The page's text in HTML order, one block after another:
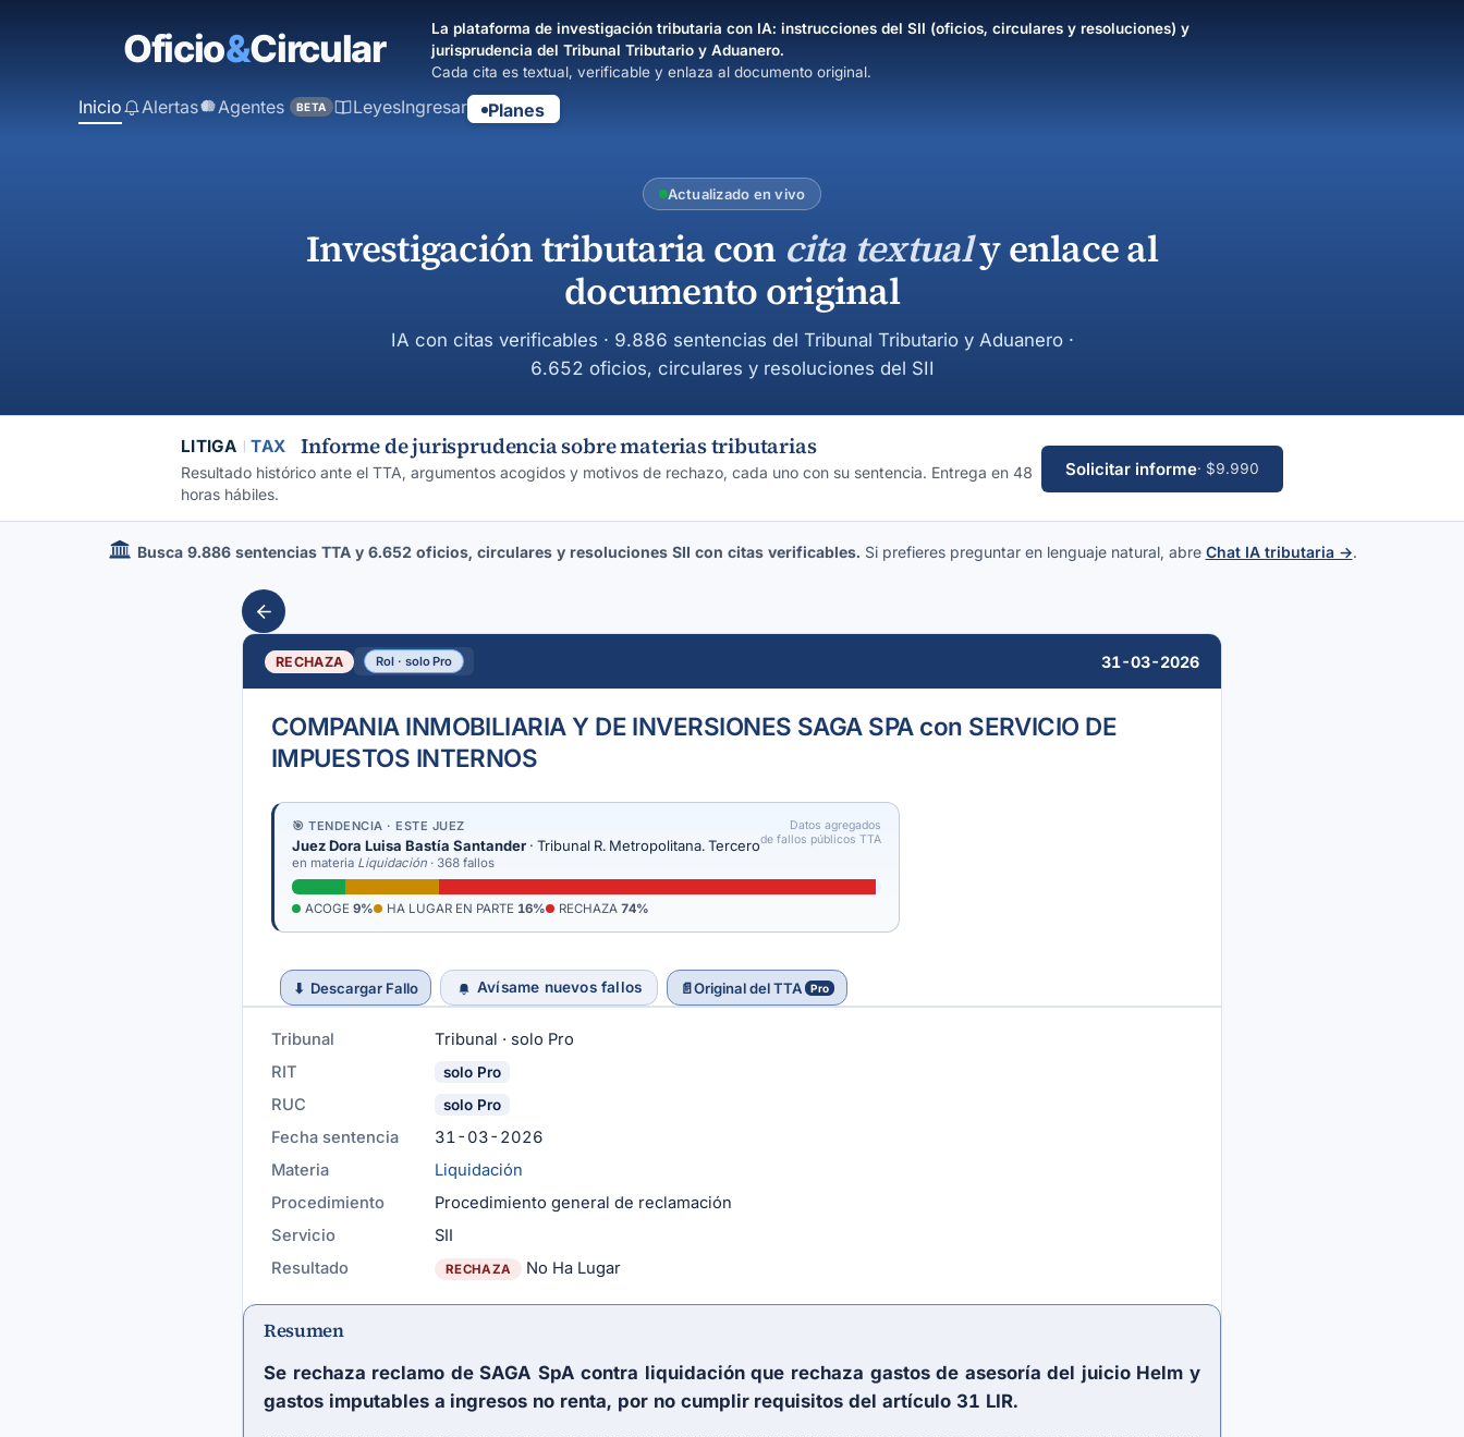
La plataforma de investigación tributaria con IA: instrucciones del SII (oficios, circulares y resoluciones) y
jurisprudencia del Tribunal Tributario y Aduanero.
Cada cita es textual, verificable y enlaza al documento original.
Inicio Ingresar Planes
Alertas Agentes BETA Leyes
Actualizado en vivo
Investigación tributaria con cita textualy enlace al
documento original
IA con citas verificables · 9.886 sentencias del Tribunal Tributario y Aduanero ·
6.652 oficios, circulares y resoluciones del SII
LITIGA TAX Informe de jurisprudencia sobre materias tributarias
Resultado histórico ante el TTA, argumentos acogidos y motivos de rechazo, cada uno con su sentencia. Entrega en 48
horas hábiles.
Solicitar informe· $9.990
Busca 9.886 sentencias TTA y 6.652 oficios, circulares y resoluciones SII con citas verificables. Si prefieres preguntar en lenguaje natural, abre Chat IA tributaria →.
RECHAZA Rol · solo Pro 31-03-2026
COMPANIA INMOBILIARIA Y DE INVERSIONES SAGA SPA con SERVICIO DE
IMPUESTOS INTERNOS
🎯 TENDENCIA · ESTE JUEZ
Juez Dora Luisa Bastía Santander · Tribunal R. Metropolitana. Tercero
en materia Liquidación · 368 fallos
Datos agregados
de fallos públicos TTA
ACOGE 9% HA LUGAR EN PARTE 16% RECHAZA 74%
⬇ Descargar Fallo Avísame nuevos fallos 📄Original del TTA Pro
Tribunal
Tribunal · solo Pro
RIT
solo Pro
RUC solo Pro
Fecha sentencia
31-03-2026
Materia
Liquidación
Procedimiento
Procedimiento general de reclamación
Servicio
SII
Resultado
RECHAZA No Ha Lugar
Resumen
Se rechaza reclamo de SAGA SpA contra liquidación que rechaza gastos de asesoría del juicio Helm y
gastos imputables a ingresos no renta, por no cumplir requisitos delartículo 31 LIR.